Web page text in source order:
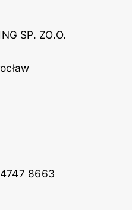
SP. ZO.O.
8663